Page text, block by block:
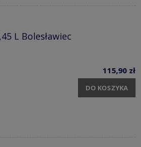
L Bolesławiec
115,90 zł
DO KOSZYKA